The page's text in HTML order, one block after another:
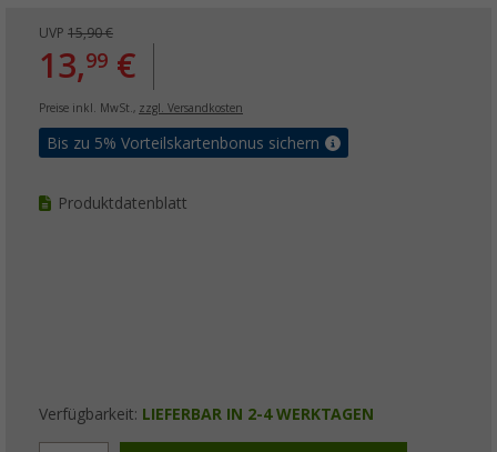
UVP 15,90 €
13,99 €
Preise inkl. MwSt., zzgl. Versandkosten
Bis zu 5% Vorteilskartenbonus sichern
Produktdatenblatt
Verfügbarkeit: LIEFERBAR IN 2-4 WERKTAGEN